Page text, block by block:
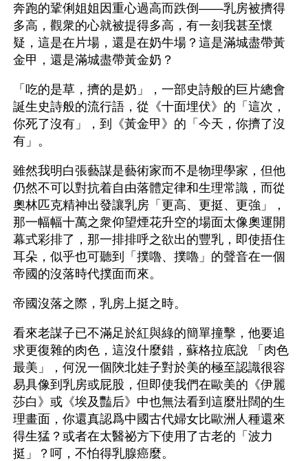
奔跑的鞏俐姐姐因重心過高而跌倒——乳房被擠得
多高，觀衆的心就被提得多高，有一刻我甚至懷
疑，這是在片場，還是在奶牛場？這是滿城盡帶黃
金甲，還是滿城盡帶黃金奶？
「吃的是草，擠的是奶」，一部史詩般的巨片總會
誕生史詩般的流行語，從《十面埋伏》的「這次，
你死了沒有」，到《黃金甲》的「今天，你擠了沒
有」。
雖然我明白張藝謀是藝術家而不是物理學家，但他
仍然不可以對抗着自由落體定律和生理常識，而從
奧林匹克精神出發讓乳房「更高、更挺、更強」，
那一幅幅十萬之衆仰望煙花升空的場面太像奧運開
幕式彩排了，那一排排呼之欲出的豐乳，即使捂住
耳朵，似乎也可聽到「撲嚕、撲嚕」的聲音在一個
帝國的沒落時代撲面而來。
帝國沒落之際，乳房上挺之時。
看來老謀子已不滿足於紅與綠的簡單撞擊，他要追
求更復雜的肉色，這沒什麼錯，蘇格拉底說 「肉色
最美」，何況一個陝北娃子對於美的極至認識很容
易具像到乳房或屁股，但即使我們在歐美的《伊麗
莎白》或《埃及豔后》中也無法看到這麼壯闊的生
理畫面，你還真認爲中國古代婦女比歐洲人種還來
得生猛？或者在太醫祕方下使用了古老的「波力
挺」？呵，不怕得乳腺癌麼。